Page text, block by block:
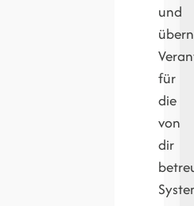
und
für
die
von
dir